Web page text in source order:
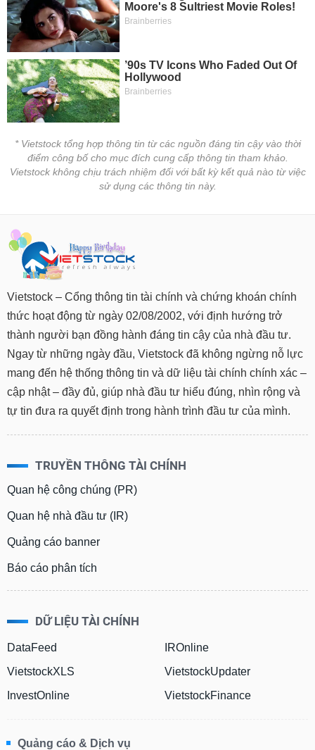
* Vietstock tổng hợp thông tin từ các nguồn đáng tin cậy vào thời
điểm công bố cho mục đích cung cấp thông tin tham khảo.
Vietstock không chịu trách nhiệm đối với bất kỳ kết quả nào từ việc
sử dụng các thông tin này.
Vietstock – Cổng thông tin tài chính và chứng khoán chính
thức hoạt động từ ngày 02/08/2002, với định hướng trở
thành người bạn đồng hành đáng tin cậy của nhà đầu tư.
Ngay từ những ngày đầu, Vietstock đã không ngừng nỗ lực
mang đến hệ thống thông tin và dữ liệu tài chính chính xác –
cập nhật – đầy đủ, giúp nhà đầu tư hiểu đúng, nhìn rộng và
tự tin đưa ra quyết định trong hành trình đầu tư của mình.
TRUYỀN THÔNG TÀI CHÍNH
Quan hệ công chúng (PR)
Quan hệ nhà đầu tư (IR)
Quảng cáo banner
Báo cáo phân tích
DỮ LIỆU TÀI CHÍNH
DataFeed
VietstockXLS
InvestOnline
IROnline
VietstockUpdater
VietstockFinance
Quảng cáo & Dịch vụ
chính